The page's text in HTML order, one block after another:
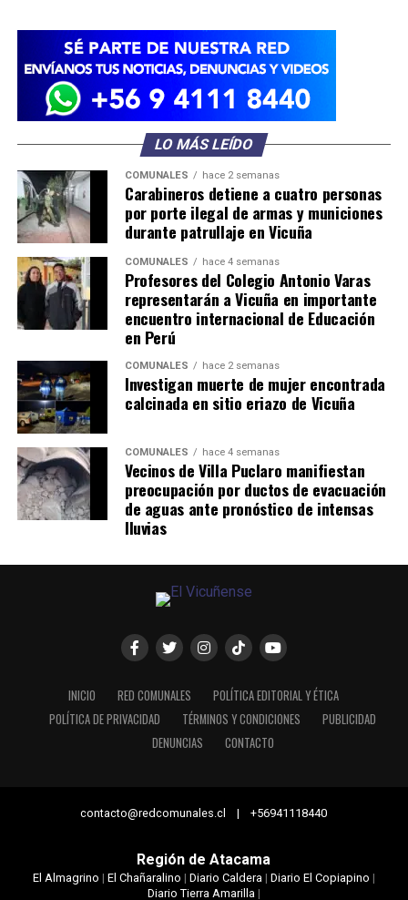
LO MÁS LEÍDO
COMUNALES hace 2 semanas
Carabineros detiene a cuatro personas
por porte ilegal de armas y municiones
durante patrullaje en Vicuña
COMUNALES hace 4 semanas
Profesores del Colegio Antonio Varas
representarán a Vicuña en importante
encuentro internacional de Educación
en Perú
COMUNALES hace 2 semanas
Investigan muerte de mujer encontrada
calcinada en sitio eriazo de Vicuña
COMUNALES hace 4 semanas
Vecinos de Villa Puclaro manifiestan
preocupación por ductos de evacuación
de aguas ante pronóstico de intensas
lluvias
INICIO RED COMUNALES
POLÍTICA EDITORIAL Y ÉTICA
POLÍTICA DE PRIVACIDAD
TÉRMINOS Y CONDICIONES
PUBLICIDAD
DENUNCIAS
CONTACTO
contacto@redcomunales.cl | +56941118440
Región de Atacama
El Almagrino | El Chañaralino | Diario Caldera| Diario El Copiapino |
Diario Tierra Amarilla|